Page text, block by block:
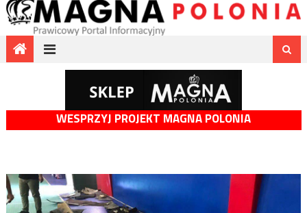
WESPRZYJ PROJEKT MAGNA POLONIA